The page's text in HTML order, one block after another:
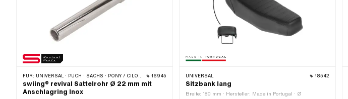
FÜR: UNIVERSAL · PUCH · SACHS · PONY / CILO (BETA 521 & 512) 16945
swiing® revival Sattelrohr Ø 22 mm mit
Anschlagring Inox
UNIVERSAL 18542
Sitzbank lang
Breite: 180 mm · Hersteller: Made in Portugal · Ø